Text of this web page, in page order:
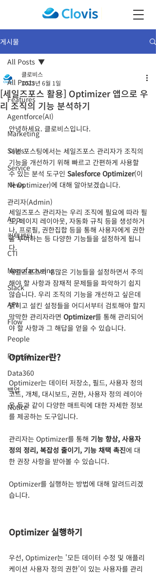
게시물
All Posts
Features
Agentforce(AI)
Marketing
Sales
Service
News
관리자(Admin)
App
컨택센터
CTI
Manufacturing
Slack
API
Flow
People
Recruit
Data360
백업
Notice
All Posts
[세일즈포스 활용] Optimizer 앱으로 우
리 조직의 기능 분석하기
클로비스
2023년 6월 1일
안녕하세요. 클로비스입니다.
이번 포스팅에서는 세일즈포스 관리자가 조직의
기능을 개선하기 위해 빠르고 간편하게 사용할
수 있는 분석 도구인 Salesforce Optimizer(이
하 Optimizer)에 대해 알아보겠습니다.
세일즈포스 관리자는 우리 조직에 필요에 따라 필
드, 페이지 레이아웃, 자동화 규칙 등을 생성하거
나, 프로필, 권한집합 등을 통해 사용자에게 권한
을 부여하는 등 다양한 기능들을 설정하게 됩니
다.
세일즈포스의 수많은 기능들을 설정하면서 주의
해야 할 사항과 잠재적 문제들을 파악하기 쉽지
않습니다. 우리 조직의 기능을 개선하고 싶은데
얽히고 설킨 설정들을 어디서부터 검토해야 할지
막막한 관리자라면 Optimizer를 통해 관리되어
야 할 사항과 그 해답을 얻을 수 있습니다.
Optimizer란?
Optimizer는 데이터 저장소, 필드, 사용자 정의
코드, 개체, 대시보드, 권한, 사용자 정의 레이아
웃 등과 같이 다양한 매트릭에 대한 자세한 정보
를 제공하는 도구입니다.
관리자는 Optimizer를 통해 기능 향상, 사용자
정의 정리, 복잡성 줄이기, 기능 채택 촉진에 대
한 권장 사항을 받아볼 수 있습니다.
Optimizer를 실행하는 방법에 대해 알려드리겠
습니다.
Optimizer 실행하기
우선, Optimizer는 '모든 데이터 수정 및 애플리
케이션 사용자 정의 권한'이 있는 사용자를 관리